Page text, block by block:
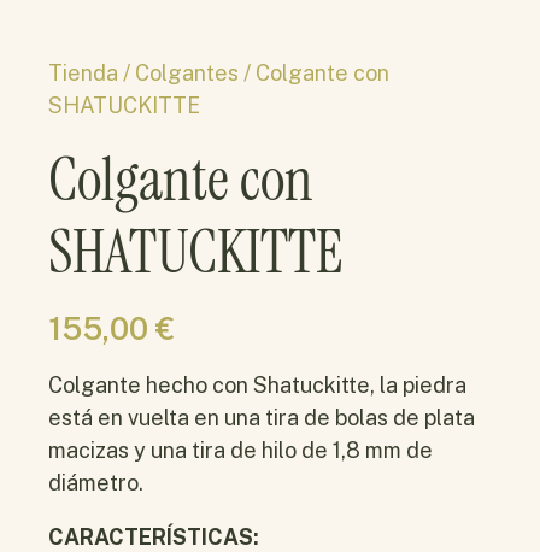
Tienda / Colgantes / Colgante con
SHATUCKITTE
Colgante con
SHATUCKITTE
155,00 €
Colgante hecho con Shatuckitte, la piedra
está en vuelta en una tira de bolas de plata
macizas y una tira de hilo de 1,8 mm de
diámetro.
CARACTERÍSTICAS: